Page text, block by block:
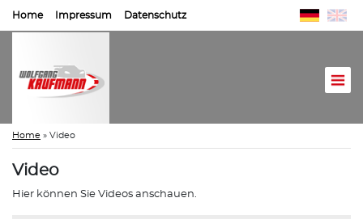
Home Impressum Datenschutz
Home » Video
Video
Hier können Sie Videos anschauen.